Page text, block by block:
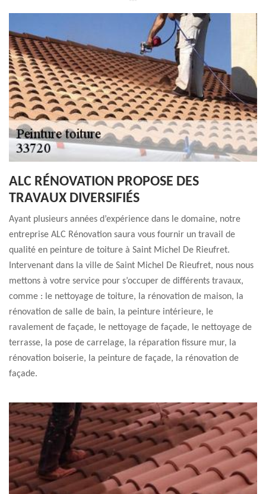
ALC RÉNOVATION PROPOSE DES
TRAVAUX DIVERSIFIÉS
Ayant plusieurs années d’expérience dans le domaine, notre
entreprise ALC Rénovation saura vous fournir un travail de
qualité en peinture de toiture à Saint Michel De Rieufret.
Intervenant dans la ville de Saint Michel De Rieufret, nous nous
mettons à votre service pour s’occuper de différents travaux,
comme : le nettoyage de toiture, la rénovation de maison, la
rénovation de salle de bain, la peinture intérieure, le
ravalement de façade, le nettoyage de façade, le nettoyage de
terrasse, la pose de carrelage, la réparation fissure mur, la
rénovation boiserie, la peinture de façade, la rénovation de
façade.